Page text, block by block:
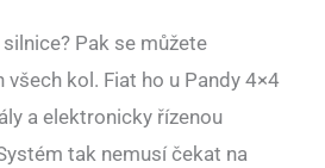
Pak se můžete
kol. Fiat ho u Pandy 4×4
a elektronicky řízenou
tak nemusí čekat na